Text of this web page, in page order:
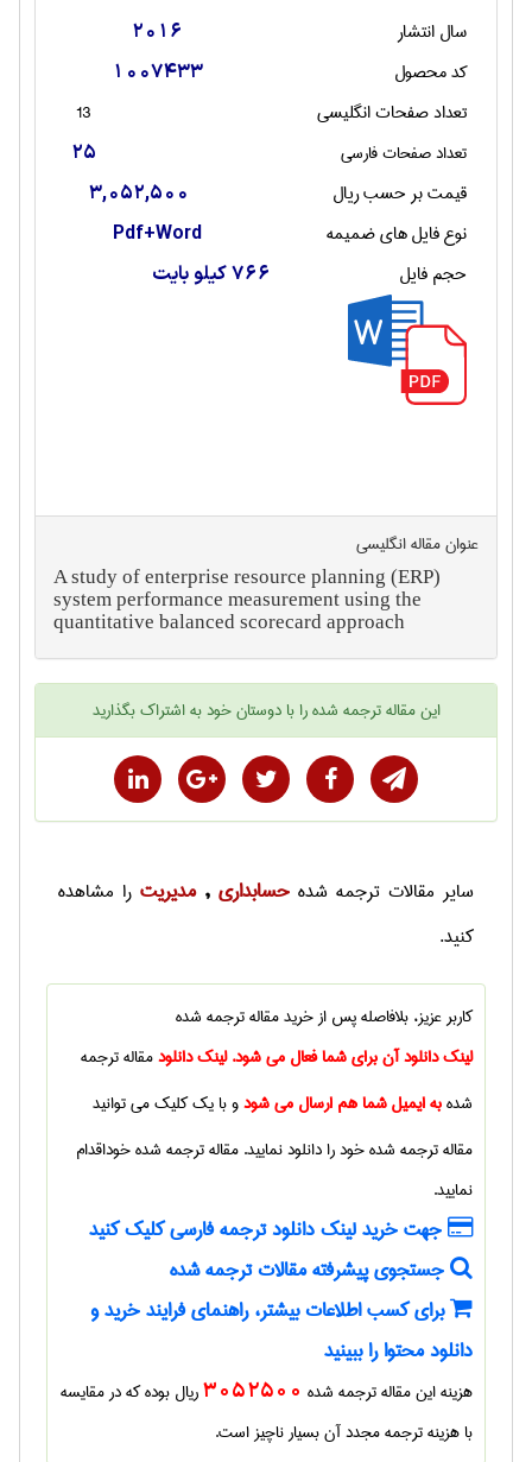
سال انتشار 2016
کد محصول 1007433
تعداد صفحات انگليسی
13
تعداد صفحات فارسی
25
قیمت بر حسب ریال 3,052,500
نوع فایل های ضمیمه Pdf+Word
حجم فایل 766 کیلو بایت
عنوان مقاله انگليسی
A study of enterprise resource planning (ERP)
system performance measurement using the
quantitative balanced scorecard approach
اینمقاله ترجمه شدهرا با دوستان خود به اشتراک بگذارید
سایر مقالات ترجمه شده حسابداری ,مديريت را مشاهده
کنید.
کاربر عزیز، بلافاصله پس از خریدمقاله ترجمه شده
لینک دانلود آن برای شما فعال می شود. لینک دانلودمقاله ترجمه
شدهبه ایمیل شما هم ارسال می شودو با یک کلیک می توانید
مقاله ترجمه شدهخود را دانلود نمایید.مقاله ترجمه شدهخوداقدام
نمایید.
جهت خرید لینک دانلود ترجمه فارسی کلیک کنید
جستجوی پیشرفته مقالات ترجمه شده
برای کسب اطلاعات بیشتر، راهنمای فرایند خرید و
دانلود محتوا را ببینید
هزینه این مقاله ترجمه شده 3052500ریال بوده که در مقایسه
با هزینه ترجمه مجدد آن بسیار ناچیز است.